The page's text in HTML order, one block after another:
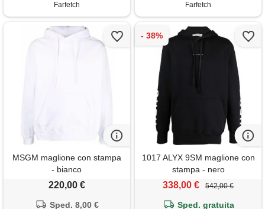
Farfetch
Farfetch
MSGM maglione con stampa
- bianco
220,00 €
Sped. 8,00 €
1017 ALYX 9SM maglione con
stampa - nero
338,00 € 542,00 €
Sped. gratuita